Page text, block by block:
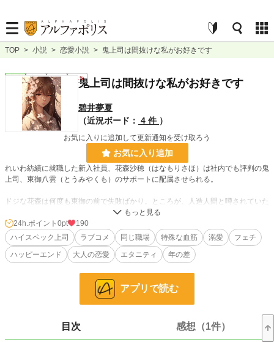
TOP > 小説 > 恋愛小説 > 鬼上司は間抜けな私がお好きです
完結 長編 R15鬼上司は間抜けな私がお好きです
碧井夢夏
（近況ボード： 4 件 ）
お気に入りに追加して更新通知を受け取ろう
お気に入り追加
れいわ紡績に就職した新入社員、花森沙穂（はなもりさほ）は社内でも評判の鬼
上司、東御八雲（とうみやくも）のサポートに配属させられる。
ドジな花森は何度も東御の前で失敗ばかり。ところが、人造人間と噂されていた
東御が初めて楽しそうにしたのは花森がやらかした時で・・。
孤高の人、東御八雲はなんと間抜けフェチだった？！
その上、育ちが特殊らしい雰囲気で・・。
久しぶりにコメディ×溺愛を書きたくなりましたので、ゆるーく連載します。
会話劇ベースに、コミカル、ときどき、たっぷりと甘く深い愛のお話。
「めちゃコミック恋愛漫画原作賞」優秀作品に選んでいただきました。
24h.ポイント 0pt
190
ハイスペック上司
ラブコメ 同じ職場 特殊な血筋 溺愛
フェチ
ハッピーエンド
大人の恋愛 エタニティ 年の差
アプリで読む
目次 感想（1件）